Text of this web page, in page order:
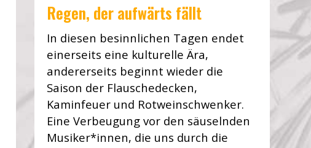
Regen, der aufwärts fällt
In diesen besinnlichen Tagen endet
einerseits eine kulturelle Ära,
andererseits beginnt wieder die
Saison der Flauschedecken,
Kaminfeuer und Rotweinschwenker.
Eine Verbeugung vor den säuselnden
Musiker*innen, die uns durch die